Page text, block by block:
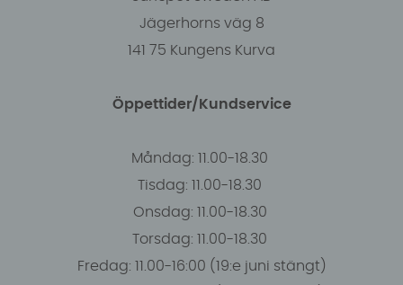
Jägerhorns väg 8
141 75 Kungens Kurva
Öppettider/Kundservice
Måndag: 11.00-18.30
Tisdag: 11.00-18.30
Onsdag: 11.00-18.30
Torsdag: 11.00-18.30
Fredag: 11.00-16:00 (19:e juni stängt)